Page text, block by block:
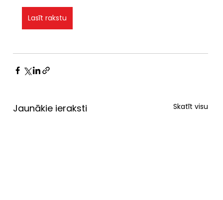
Lasīt rakstu
Jaunākie ieraksti Skatīt visu